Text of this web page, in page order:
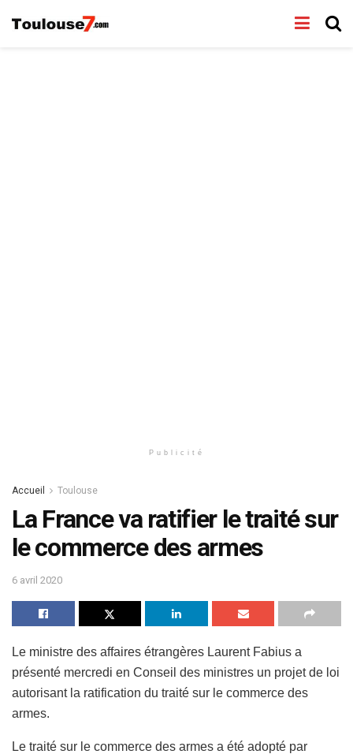
Publicité
Accueil Toulouse
La France va ratifier le traité sur
le commerce des armes
6 avril 2020
Le ministre des affaires étrangères Laurent Fabius a
présenté mercredi en Conseil des ministres un projet de loi
autorisant la ratification du traité sur le commerce des
armes.
Le traité sur le commerce des armes a été adopté par